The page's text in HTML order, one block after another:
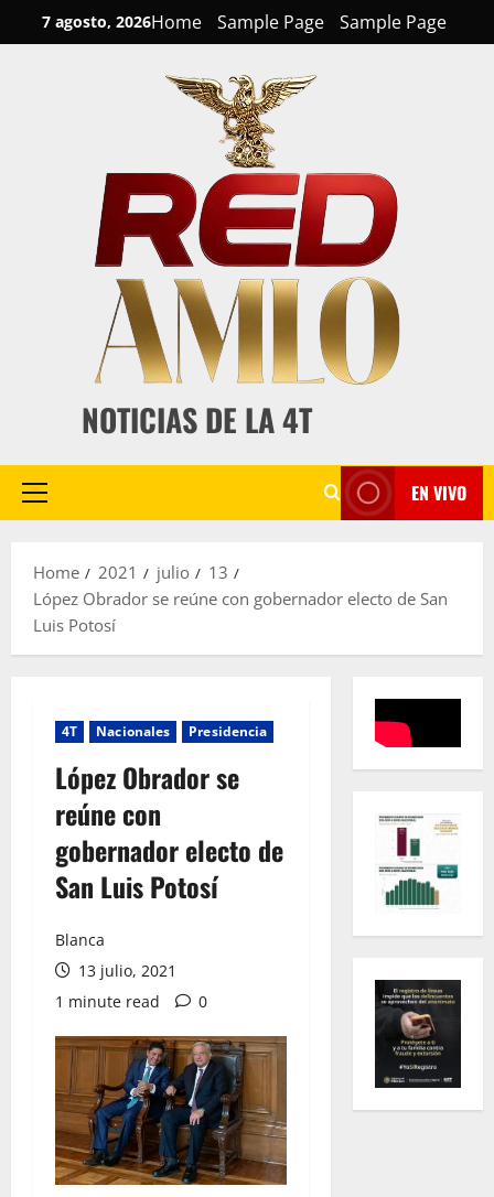
to
7 agosto, 2026Home Sample Page Sample Page
NOTICIAS DE LA 4T
Primary
EN VIVO
Home 2021 julio
13
López Obrador se reúne con gobernador electo de San
Luis Potosí
4T Nacionales Presidencia
López Obrador se
reúne con
gobernador electo de
San Luis Potosí
Blanca
13 julio, 2021
1 minute read
0